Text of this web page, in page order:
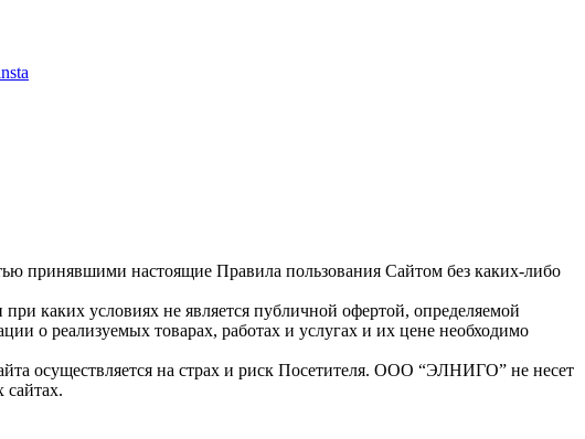
принявшими настоящие Правила пользования Сайтом без каких-либо
каких условиях не является публичной офертой, определяемой
о реализуемых товарах, работах и услугах и их цене необходимо
осуществляется на страх и риск Посетителя. ООО “ЭЛНИГО” не несет
сайтах.